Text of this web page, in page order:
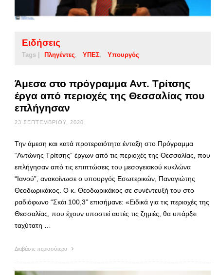
Ειδήσεις
Tags | Πληγέντες ΥΠΕΣ Υπουργός
Άμεσα στο πρόγραμμα Αντ. Τρίτσης
έργα από περιοχές της Θεσσαλίας που
επλήγησαν
23 ΣΕΠΤΕΜΒΡΊΟΥ, 2020
Την άμεση και κατά προτεραιότητα ένταξη στο Πρόγραμμα
“Αντώνης Τρίτσης” έργων από τις περιοχές της Θεσσαλίας, που
επλήγησαν από τις επιπτώσεις του μεσογειακού κυκλώνα
“Ιανού”, ανακοίνωσε ο υπουργός Εσωτερικών, Παναγιώτης
Θεοδωρικάκος. Ο κ. Θεοδωρικάκος σε συνέντευξή του στο
ραδιόφωνο “Σκάι 100,3” επισήμανε: «Ειδικά για τις περιοχές της
Θεσσαλίας, που έχουν υποστεί αυτές τις ζημιές, θα υπάρξει
ταχύτατη …
Διαβάστε περισσότερα